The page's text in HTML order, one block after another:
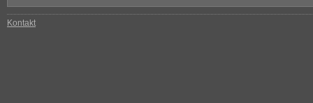
Kontakt